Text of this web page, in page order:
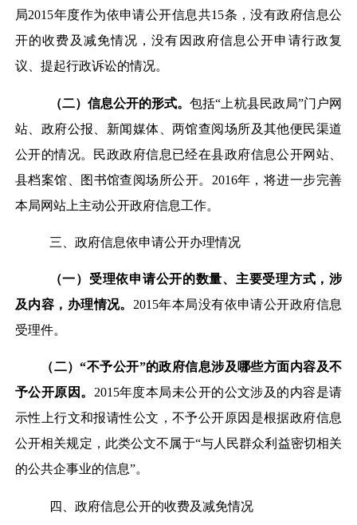
局2015年度作为依申请公开信息共15条，没有政府信息公
开的收费及减免情况，没有因政府信息公开申请行政复
议、提起行政诉讼的情况。
（二）信息公开的形式。包括“上杭县民政局”门户网
站、政府公报、新闻媒体、两馆查阅场所及其他便民渠道
公开的情况。民政政府信息已经在县政府信息公开网站、
县档案馆、图书馆查阅场所公开。2016年，将进一步完善
本局网站上主动公开政府信息工作。
三、政府信息依申请公开办理情况
（一）受理依申请公开的数量、主要受理方式，涉
及内容，办理情况。 2015年本局没有依申请公开政府信息
受理件。
（二）“不予公开”的政府信息涉及哪些方面内容及不
予公开原因。 2015年度本局未公开的公文涉及的内容是请
示性上行文和报请性公文，不予公开原因是根据政府信息
公开相关规定，此类公文不属于“与人民群众利益密切相关
的公共企事业的信息”。
四、政府信息公开的收费及减免情况